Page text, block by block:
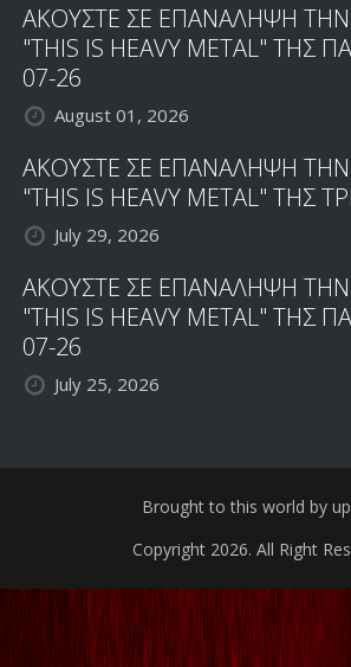
ΑΚΟΥΣΤΕ ΣΕ ΕΠΑΝΑΛΗΨΗ
"THIS IS HEAVY METAL" ΤΗΣ
07-26
August 01, 2026
ΑΚΟΥΣΤΕ ΣΕ ΕΠΑΝΑΛΗΨΗ
"THIS IS HEAVY METAL" ΤΗΣ
July 29, 2026
ΑΚΟΥΣΤΕ ΣΕ ΕΠΑΝΑΛΗΨΗ
"THIS IS HEAVY METAL" ΤΗΣ
07-26
July 25, 2026
Brought to this world by
Copyright 2026. All Right